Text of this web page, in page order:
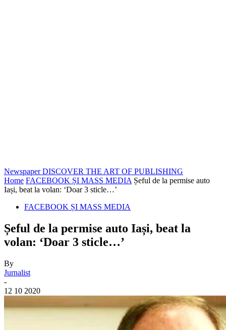
Newspaper DISCOVER THE ART OF PUBLISHING
Home FACEBOOK ȘI MASS MEDIA Șeful de la permise auto
Iași, beat la volan: ‘Doar 3 sticle…’
FACEBOOK ȘI MASS MEDIA
Șeful de la permise auto Iași, beat la
volan: ‘Doar 3 sticle…’
By
Jurnalist
-
12 10 2020